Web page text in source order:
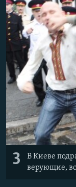
3
В Киеве
верующие,